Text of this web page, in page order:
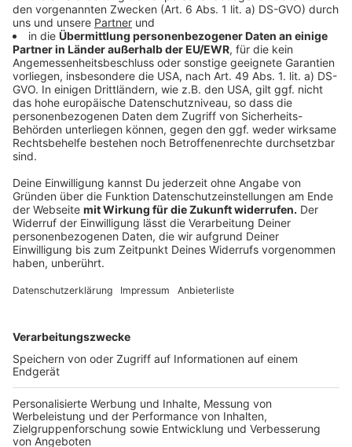
Aufforderung und Hinweise tatsächlich in die Lage
versetzt hat, seinen Urlaubsanspruch auszuüben". Die
Entscheidung im September war eindeutig: Nein, sagte
der Gerichtshof in Luxemburg. Urlaub könne nicht
verjähren oder bei langer Krankheit verfallen, wenn
Arbeitgeber ihren Informations- und
Mitwirkungspflichten nicht nachkämen, so der EuGH.
Das wurde nun in deutsches Recht umgesetzt. "Es
wird nicht die allerletzte Entscheidung sein zum
Urlaubsrecht", sagte der Vorsitzende Richter Heinrich
Kiel in der Verhandlung.
Anzeige
Urlaub nach langwieriger Krankheit
Grundsätzlich gilt nach Angaben von Arbeitsrechtler
Thüsing, dass Urlaub bei langwieriger Krankheit 15
Monate nach Ende des Urlaubsjahres verfällt. Diesen
Grundsatz bestätigte das Gericht am Dienstag.
Allerdings kommt es nicht zum Urlaubsverfall, wenn